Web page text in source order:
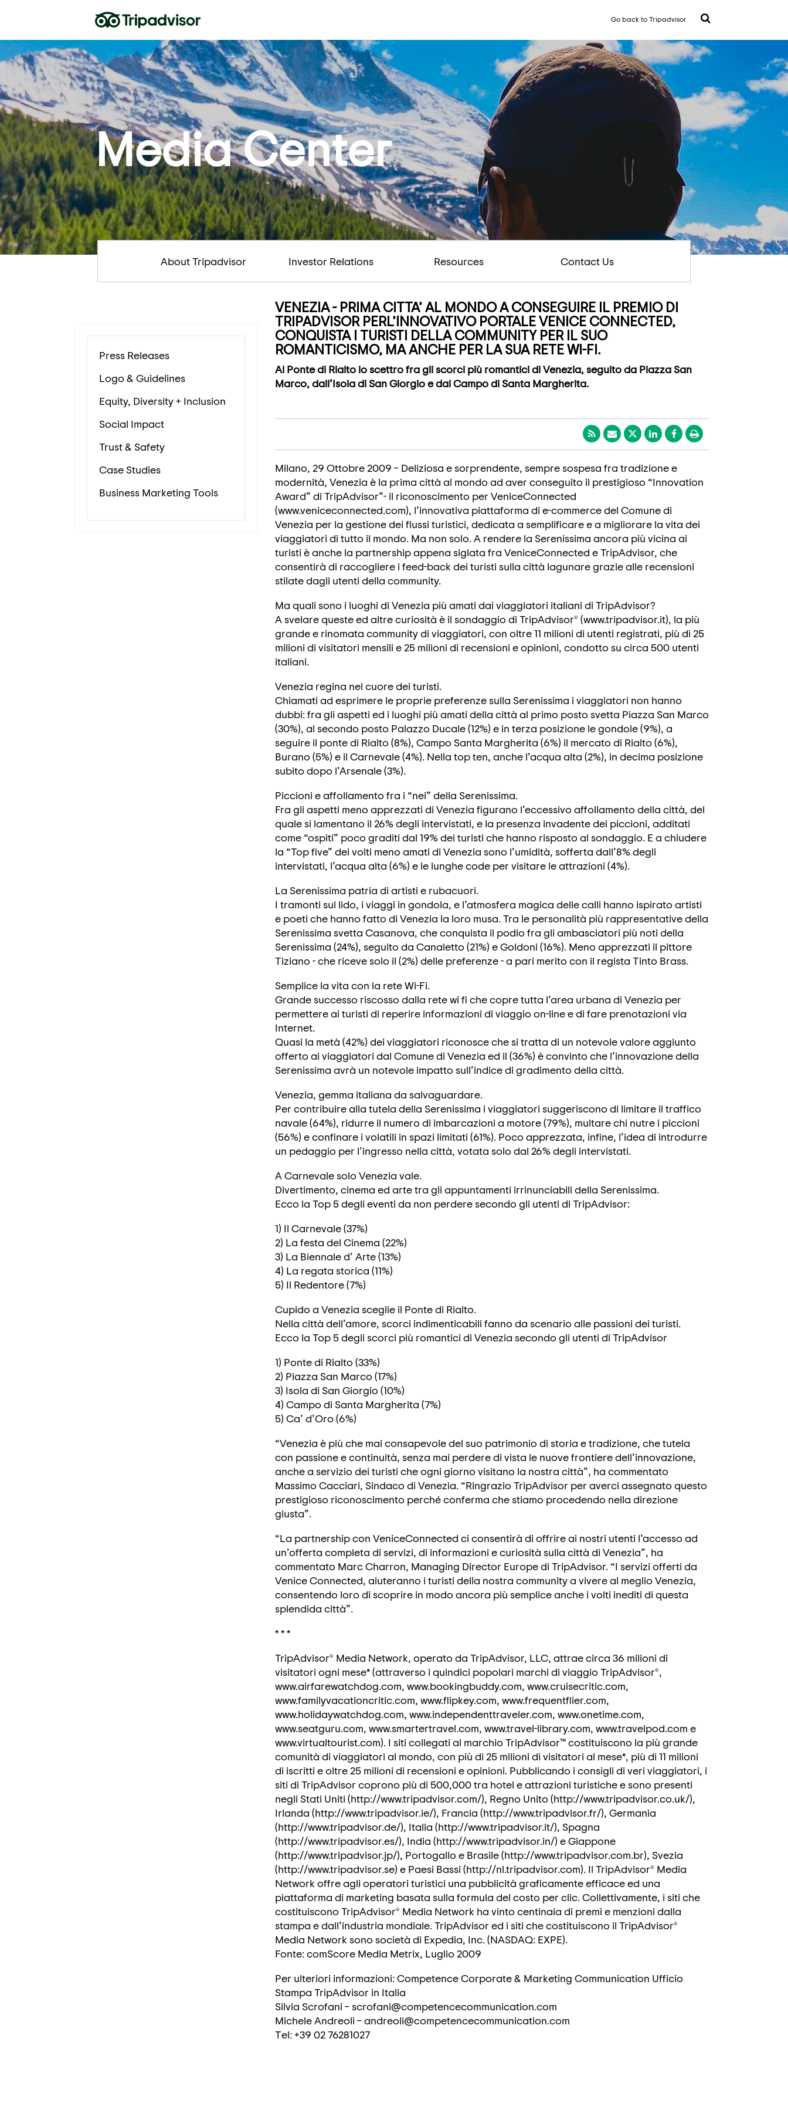
Go back to Tripadvisor
Media Center
About Tripadvisor Investor Relations Resources Contact Us
Press Releases
Logo & Guidelines
Equity, Diversity + Inclusion
Social Impact
Trust & Safety
Case Studies
Business Marketing Tools
VENEZIA - PRIMA CITTA’ AL MONDO A CONSEGUIRE IL PREMIO DI
TRIPADVISOR PERL’INNOVATIVO PORTALE VENICE CONNECTED,
CONQUISTA I TURISTI DELLA COMMUNITY PER IL SUO
ROMANTICISMO, MA ANCHE PER LA SUA RETE WI-FI.
Al Ponte di Rialto lo scettro fra gli scorci più romantici di Venezia, seguito da Piazza San
Marco, dall’Isola di San Giorgio e dal Campo di Santa Margherita.
Milano, 29 Ottobre 2009 – Deliziosa e sorprendente, sempre sospesa fra tradizione e
modernità, Venezia è la prima città al mondo ad aver conseguito il prestigioso “Innovation
Award” di TripAdvisor”- il riconoscimento per VeniceConnected
(www.veniceconnected.com), l’innovativa piattaforma di e-commerce del Comune di
Venezia per la gestione dei flussi turistici, dedicata a semplificare e a migliorare la vita dei
viaggiatori di tutto il mondo. Ma non solo. A rendere la Serenissima ancora più vicina ai
turisti è anche la partnership appena siglata fra VeniceConnected e TripAdvisor, che
consentirà di raccogliere i feed-back dei turisti sulla città lagunare grazie alle recensioni
stilate dagli utenti della community.
Ma quali sono i luoghi di Venezia più amati dai viaggiatori italiani di TripAdvisor?
A svelare queste ed altre curiosità è il sondaggio di TripAdvisor® (www.tripadvisor.it), la più
grande e rinomata community di viaggiatori, con oltre 11 milioni di utenti registrati, più di 25
milioni di visitatori mensili e 25 milioni di recensioni e opinioni, condotto su circa 500 utenti
italiani.
Venezia regina nel cuore dei turisti.
Chiamati ad esprimere le proprie preferenze sulla Serenissima i viaggiatori non hanno
dubbi: fra gli aspetti ed i luoghi più amati della città al primo posto svetta Piazza San Marco
(30%), al secondo posto Palazzo Ducale (12%) e in terza posizione le gondole (9%), a
seguire il ponte di Rialto (8%), Campo Santa Margherita (6%) il mercato di Rialto (6%),
Burano (5%) e il Carnevale (4%). Nella top ten, anche l’acqua alta (2%), in decima posizione
subito dopo l’Arsenale (3%).
Piccioni e affollamento fra i “nei” della Serenissima.
Fra gli aspetti meno apprezzati di Venezia figurano l’eccessivo affollamento della città, del
quale si lamentano il 26% degli intervistati, e la presenza invadente dei piccioni, additati
come “ospiti” poco graditi dal 19% dei turisti che hanno risposto al sondaggio. E a chiudere
la “Top five” dei volti meno amati di Venezia sono l’umidità, sofferta dall’8% degli
intervistati, l’acqua alta (6%) e le lunghe code per visitare le attrazioni (4%).
La Serenissima patria di artisti e rubacuori.
I tramonti sul lido, i viaggi in gondola, e l’atmosfera magica delle calli hanno ispirato artisti
e poeti che hanno fatto di Venezia la loro musa. Tra le personalità più rappresentative della
Serenissima svetta Casanova, che conquista il podio fra gli ambasciatori più noti della
Serenissima (24%), seguito da Canaletto (21%) e Goldoni (16%). Meno apprezzati il pittore
Tiziano - che riceve solo il (2%) delle preferenze - a pari merito con il regista Tinto Brass.
Semplice la vita con la rete Wi-Fi.
Grande successo riscosso dalla rete wi fi che copre tutta l’area urbana di Venezia per
permettere ai turisti di reperire informazioni di viaggio on-line e di fare prenotazioni via
Internet.
Quasi la metà (42%) dei viaggiatori riconosce che si tratta di un notevole valore aggiunto
offerto ai viaggiatori dal Comune di Venezia ed il (36%) è convinto che l’innovazione della
Serenissima avrà un notevole impatto sull’indice di gradimento della città.
Venezia, gemma italiana da salvaguardare.
Per contribuire alla tutela della Serenissima i viaggiatori suggeriscono di limitare il traffico
navale (64%), ridurre il numero di imbarcazioni a motore (79%), multare chi nutre i piccioni
(56%) e confinare i volatili in spazi limitati (61%). Poco apprezzata, infine, l’idea di introdurre
un pedaggio per l’ingresso nella città, votata solo dal 26% degli intervistati.
A Carnevale solo Venezia vale.
Divertimento, cinema ed arte tra gli appuntamenti irrinunciabili della Serenissima.
Ecco la Top 5 degli eventi da non perdere secondo gli utenti di TripAdvisor:
1) Il Carnevale (37%)
2) La festa del Cinema (22%)
3) La Biennale d’ Arte (13%)
4) La regata storica (11%)
5) Il Redentore (7%)
Cupido a Venezia sceglie il Ponte di Rialto.
Nella città dell’amore, scorci indimenticabili fanno da scenario alle passioni dei turisti.
Ecco la Top 5 degli scorci più romantici di Venezia secondo gli utenti di TripAdvisor
1) Ponte di Rialto (33%)
2) Piazza San Marco (17%)
3) Isola di San Giorgio (10%)
4) Campo di Santa Margherita (7%)
5) Ca’ d’Oro (6%)
“Venezia è più che mai consapevole del suo patrimonio di storia e tradizione, che tutela
con passione e continuità, senza mai perdere di vista le nuove frontiere dell’innovazione,
anche a servizio dei turisti che ogni giorno visitano la nostra città”, ha commentato
Massimo Cacciari, Sindaco di Venezia. “Ringrazio TripAdvisor per averci assegnato questo
prestigioso riconoscimento perché conferma che stiamo procedendo nella direzione
giusta”.
“La partnership con VeniceConnected ci consentirà di offrire ai nostri utenti l’accesso ad
un’offerta completa di servizi, di informazioni e curiosità sulla città di Venezia”, ha
commentato Marc Charron, Managing Director Europe di TripAdvisor. “I servizi offerti da
Venice Connected, aiuteranno i turisti della nostra community a vivere al meglio Venezia,
consentendo loro di scoprire in modo ancora più semplice anche i volti inediti di questa
splendida città”.
* * *
TripAdvisor® Media Network, operato da TripAdvisor, LLC, attrae circa 36 milioni di
visitatori ogni mese* (attraverso i quindici popolari marchi di viaggio TripAdvisor®,
www.airfarewatchdog.com, www.bookingbuddy.com, www.cruisecritic.com,
www.familyvacationcritic.com, www.flipkey.com, www.frequentflier.com,
www.holidaywatchdog.com, www.independenttraveler.com, www.onetime.com,
www.seatguru.com, www.smartertravel.com, www.travel-library.com, www.travelpod.com e
www.virtualtourist.com). I siti collegati al marchio TripAdvisor™ costituiscono la più grande
comunità di viaggiatori al mondo, con più di 25 milioni di visitatori al mese*, più di 11 milioni
di iscritti e oltre 25 milioni di recensioni e opinioni. Pubblicando i consigli di veri viaggiatori, i
siti di TripAdvisor coprono più di 500,000 tra hotel e attrazioni turistiche e sono presenti
negli Stati Uniti (http://www.tripadvisor.com/), Regno Unito (http://www.tripadvisor.co.uk/),
Irlanda (http://www.tripadvisor.ie/), Francia (http://www.tripadvisor.fr/), Germania
(http://www.tripadvisor.de/), Italia (http://www.tripadvisor.it/), Spagna
(http://www.tripadvisor.es/), India (http://www.tripadvisor.in/) e Giappone
(http://www.tripadvisor.jp/), Portogallo e Brasile (http://www.tripadvisor.com.br), Svezia
(http://www.tripadvisor.se) e Paesi Bassi (http://nl.tripadvisor.com). Il TripAdvisor® Media
Network offre agli operatori turistici una pubblicità graficamente efficace ed una
piattaforma di marketing basata sulla formula del costo per clic. Collettivamente, i siti che
costituiscono TripAdvisor® Media Network ha vinto centinaia di premi e menzioni dalla
stampa e dall’industria mondiale. TripAdvisor ed i siti che costituiscono il TripAdvisor®
Media Network sono società di Expedia, Inc. (NASDAQ: EXPE).
Fonte: comScore Media Metrix, Luglio 2009
Per ulteriori informazioni: Competence Corporate & Marketing Communication Ufficio
Stampa TripAdvisor in Italia
Silvia Scrofani – scrofani@competencecommunication.com
Michele Andreoli – andreoli@competencecommunication.com
Tel: +39 02 76281027